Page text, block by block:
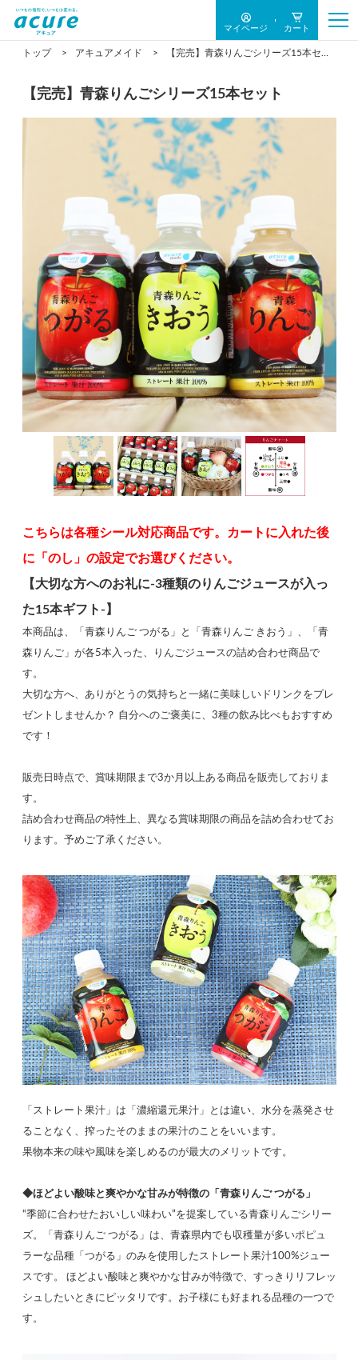
マイページ カート
トップ アキュアメイド
【完売】青森りんごシリーズ15本セット
こちらは各種シール対応商品です。カートに入れた後
に「のし」の設定でお選びください。
【大切な方へのお礼に-3種類のりんごジュースが入っ
た15本ギフト-】
本商品は、「青森りんご つがる」と「青森りんご きおう」、「青
森りんご」が各5本入った、りんごジュースの詰め合わせ商品で
す。
大切な方へ、ありがとうの気持ちと一緒に美味しいドリンクをプレ
ゼントしませんか？ 自分へのご褒美に、3種の飲み比べもおすすめ
です！
販売日時点で、賞味期限まで3か月以上ある商品を販売しておりま
す。
詰め合わせ商品の特性上、異なる賞味期限の商品を詰め合わせてお
ります。予めご了承ください。
「ストレート果汁」は「濃縮還元果汁」とは違い、水分を蒸発させ
ることなく、搾ったそのままの果汁のことをいいます。
果物本来の味や風味を楽しめるのが最大のメリットです。
◆ほどよい酸味と爽やかな甘みが特徴の「青森りんご つがる」
“季節に合わせたおいしい味わい”を提案している青森りんごシリー
ズ。「青森りんご つがる」は、青森県内でも収穫量が多いポピュ
ラーな品種「つがる」のみを使用したストレート果汁100%ジュー
スです。 ほどよい酸味と爽やかな甘みが特徴で、すっきりリフレッ
シュしたいときにピッタリです。お子様にも好まれる品種の一つで
す。